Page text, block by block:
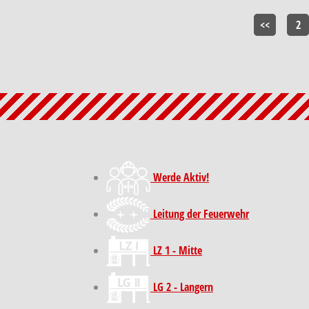
<< 2
Werde Aktiv!
Leitung der Feuerwehr
LZ 1 - Mitte
LG 2 - Langern